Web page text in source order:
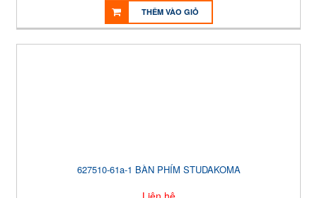
THÊM VÀO GIỎ
627510-61a-1 BÀN PHÍM STUDAKOMA